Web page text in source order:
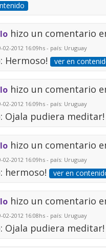
hizo un comentario
02-2012 16:09hs - país: Uruguay
Hermoso! ver en
hizo un comentario
02-2012 16:09hs - país: Uruguay
Ojala pudiera
hizo un comentario
02-2012 16:09hs - país: Uruguay
hermoso! ver en
hizo un comentario
02-2012 16:08hs - país: Uruguay
Ojala pudiera